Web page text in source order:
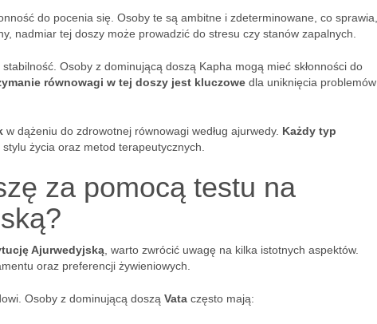
do pocenia się. Osoby te są ambitne i zdeterminowane, co sprawia,
nadmiar tej doszy może prowadzić do stresu czy stanów zapalnych.
Osoby z dominującą doszą Kapha mogą mieć skłonności do
równowagi w tej doszy jest kluczowe dla uniknięcia problemów
w dążeniu do zdrowotnej równowagi według ajurwedy. Każdy typ
życia oraz metod terapeutycznych.
za pomocą testu na
Ajurwedyjską , warto zwrócić uwagę na kilka istotnych aspektów.
oraz preferencji żywieniowych.
Osoby z dominującą doszą Vata często mają: